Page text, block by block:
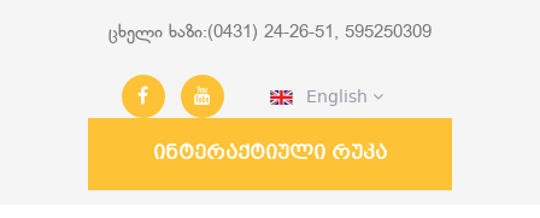
ცხელი ხაზი:(0431) 24-26-51, 595250309
English
ინტერაქტიული რუკა